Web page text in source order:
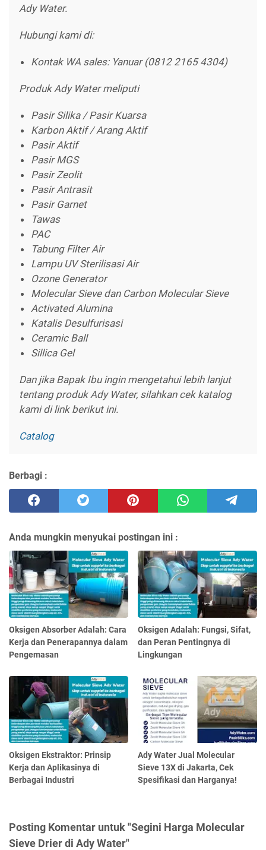
Ady Water.
Hubungi kami di:
Kontak WA sales: Yanuar (0812 2165 4304)
Produk Ady Water meliputi
Pasir Silika / Pasir Kuarsa
Karbon Aktif / Arang Aktif
Pasir Aktif
Pasir MGS
Pasir Zeolit
Pasir Antrasit
Pasir Garnet
Tawas
PAC
Tabung Filter Air
Lampu UV Sterilisasi Air
Ozone Generator
Molecular Sieve dan Carbon Molecular Sieve
Activated Alumina
Katalis Desulfurisasi
Ceramic Ball
Sillica Gel
Dan jika Bapak Ibu ingin mengetahui lebih lanjut
tentang produk Ady Water, silahkan cek katalog
kami di link berikut ini.
Catalog
Berbagi :
Anda mungkin menyukai postingan ini :
Oksigen Absorber Adalah: Cara
Kerja dan Penerapannya dalam
Pengemasan
Oksigen Adalah: Fungsi, Sifat,
dan Peran Pentingnya di
Lingkungan
Oksigen Ekstraktor: Prinsip
Kerja dan Aplikasinya di
Berbagai Industri
Ady Water Jual Molecular
Sieve 13X di Jakarta, Cek
Spesifikasi dan Harganya!
Posting Komentar untuk "Segini Harga Molecular
Sieve Drier di Ady Water"